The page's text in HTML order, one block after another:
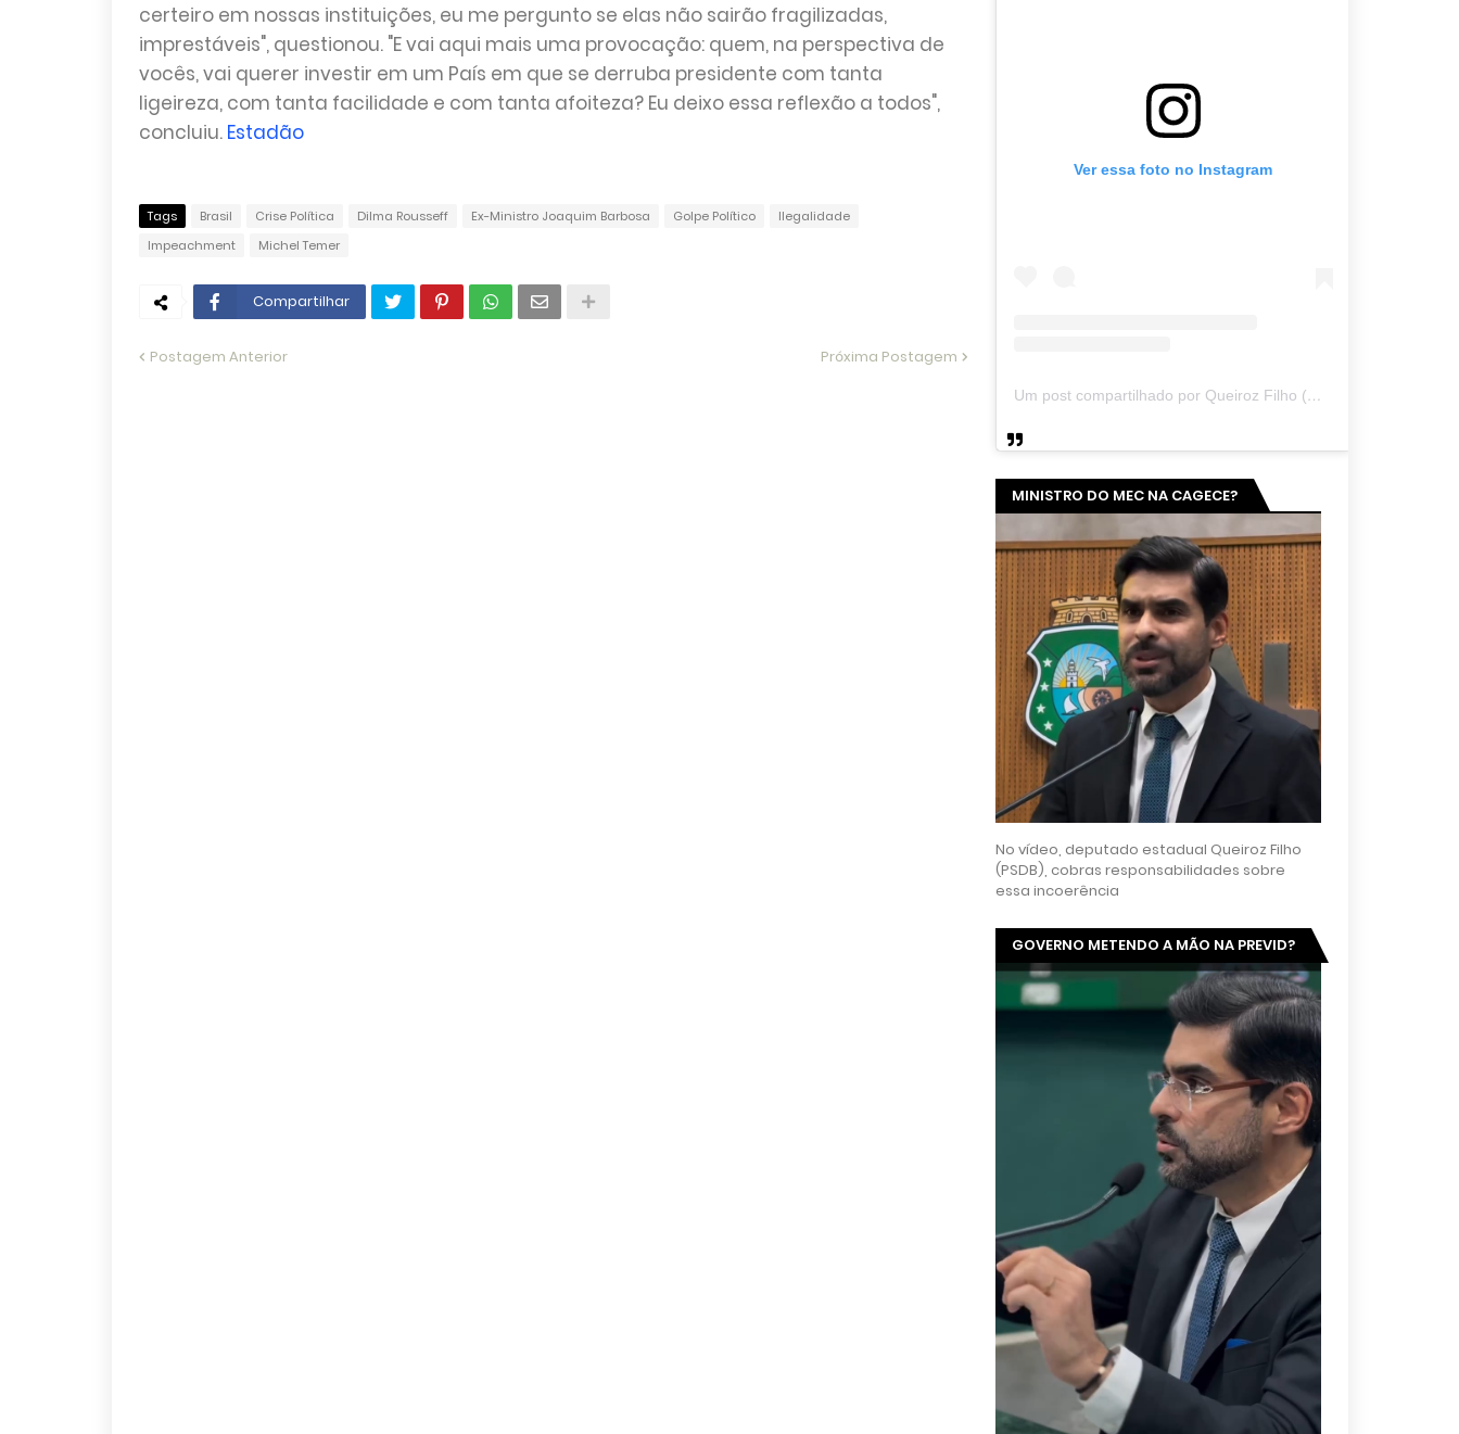
certeiro em nossas instituições, eu me pergunto se elas não sairão fragilizadas,
imprestáveis", questionou. "E vai aqui mais uma provocação: quem, na perspectiva de
vocês, vai querer investir em um País em que se derruba presidente com tanta
ligeireza, com tanta facilidade e com tanta afoiteza? Eu deixo essa reflexão a todos",
concluiu. Estadão
Tags Brasil Crise Política Dilma Rousseff Ex-Ministro Joaquim Barbosa Golpe Político
Ilegalidade
Impeachment
Michel Temer
Compartilhar
Postagem Anterior Próxima Postagem
Ver essa foto no Instagram
Um post compartilhado por Queiroz Filho (@queirozmfilho)
MINISTRO DO MEC NA CAGECE?
No vídeo, deputado estadual Queiroz Filho
(PSDB), cobras responsabilidades sobre
essa incoerência
GOVERNO METENDO A MÃO NA PREVID?